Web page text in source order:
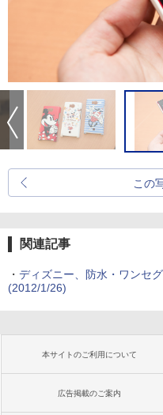
この
関連記事
・ ディズニー、防水・ワンセ
(2012/1/26)
本サイトのご利用について
広告掲載のご案内